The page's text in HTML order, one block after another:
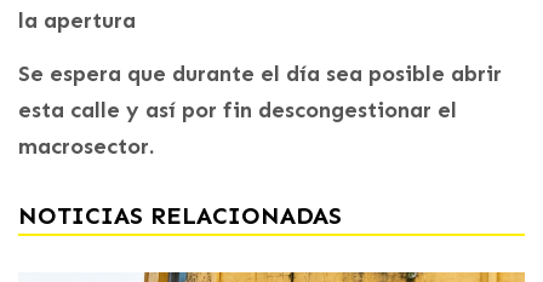
la apertura
Se espera que durante el día sea posible abrir
esta calle y así por fin descongestionar el
macrosector.
NOTICIAS RELACIONADAS